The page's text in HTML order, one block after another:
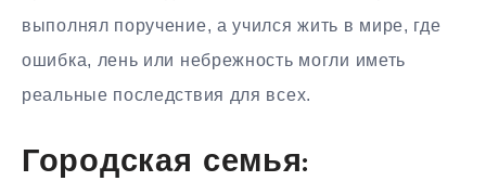
выполнял поручение, а учился жить в мире, где
ошибка, лень или небрежность могли иметь
реальные последствия для всех.
Городская семья: